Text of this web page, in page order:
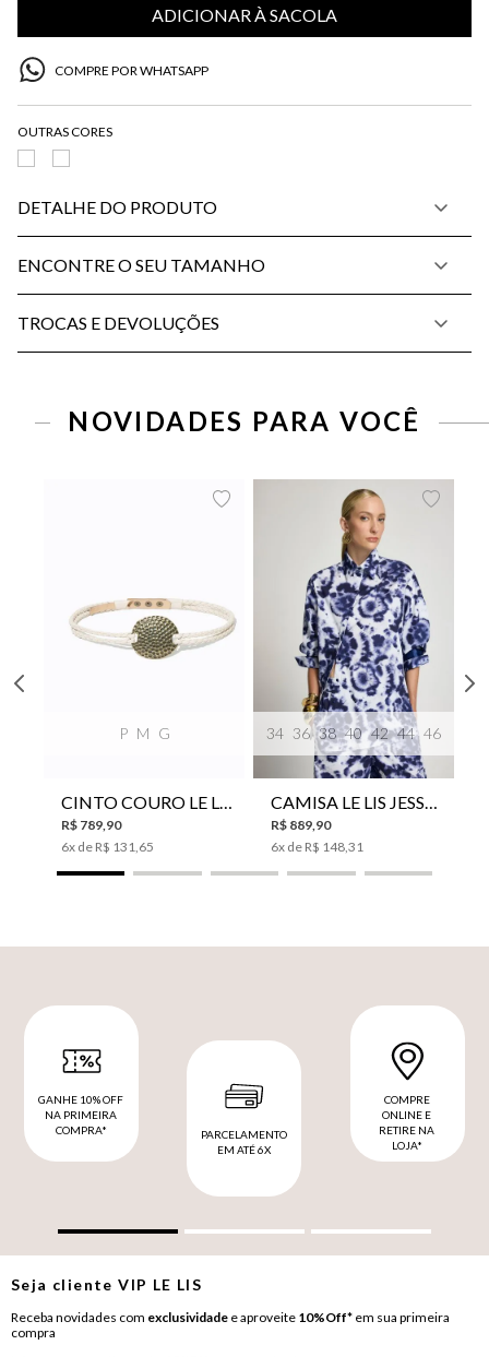
ADICIONAR À SACOLA
COMPRE POR WHATSAPP
DETALHE DO PRODUTO
ENCONTRE O SEU TAMANHO
TROCAS E DEVOLUÇÕES
NOVIDADES PARA VOCÊ
P M G
R$ 789 90
6x de R$ 131 65
34 36 38 40 42 44 46
R$ 889 90
6x de R$ 148 31
GANHE 10% OFF
NA PRIMEIRA
COMPRA*
PARCELAMENTO
EM ATÉ 6X
COMPRE
ONLINE E
RETIRE NA
LOJA*
Seja clienteVIP LE LIS
Receba novidades com exclusividade e aproveite 10%Off* em sua primeira
compra